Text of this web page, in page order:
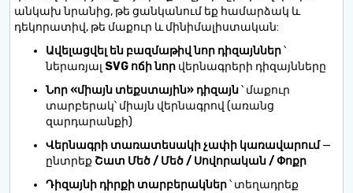
անկախ նրանից, թե ցանկանում եք համարձակ և
դեկորատիվ, թե մաքուր և մինիմալիստական:
Ավելացվել են բազմաթիվ նոր դիզայններ՝
ներառյալ SVG ոճի նոր վերնագրերի դիզայնները
Նոր «միայն տեքստային» դիզայն՝ մաքուր
տարբերակ՝ միայն վերնագրով (առանց
զարդարանքի)
Վերնագրի տառատեսակի չափի կառավարում —
ընտրեք Շատ Մեծ / Մեծ / Սովորական / Փոքր
Դիզայնի դիրքի տարբերակներ՝ տեղադրեք